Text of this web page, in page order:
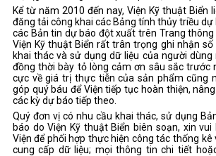
Kể từ năm 2010 đến nay, Viện Kỹ thuật Biển
đăng tải công khai các Bảng tính thủy triều
các Bản tin dự báo đột xuất trên Trang thông
Viện Kỹ thuật Biển rất trân trọng ghi nhận
khai thác và sử dụng dữ liệu của người dùng
đồng thời bày tỏ lòng cảm ơn sâu sắc trước
cực về giá trị thực tiễn của sản phẩm cũng
góp quý báu để Viện tiếp tục hoàn thiện,
các kỳ dự báo tiếp theo.
Quý đơn vị có nhu cầu khai thác, sử dụng
báo do Viện Kỹ thuật Biển biên soạn, xin
Viện để phối hợp thực hiện công tác thống
cung cấp dữ liệu; mọi thông tin chi tiết